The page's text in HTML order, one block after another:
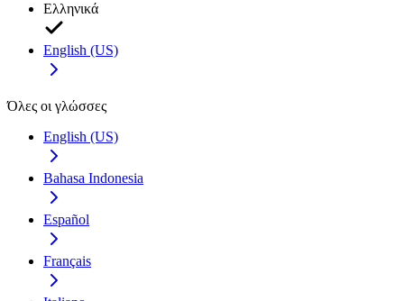
Ελληνικά
English (US)
Όλες οι γλώσσες
English (US)
Bahasa Indonesia
Español
Français